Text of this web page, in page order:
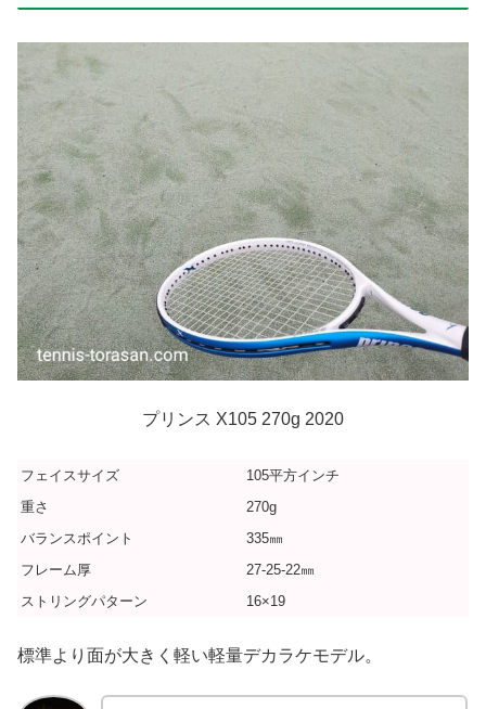
プリンス X105 270g 2020
フェイスサイズ
105平方インチ
重さ
270g
バランスポイント
335㎜
フレーム厚
27-25-22㎜
ストリングパターン
16×19
標準より面が大きく軽い軽量デカラケモデル。